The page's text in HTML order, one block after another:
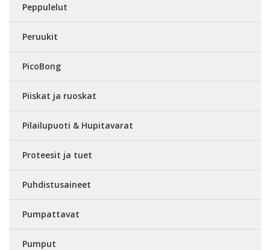
Peppulelut
Peruukit
PicoBong
Piiskat ja ruoskat
Pilailupuoti & Hupitavarat
Proteesit ja tuet
Puhdistusaineet
Pumpattavat
Pumput